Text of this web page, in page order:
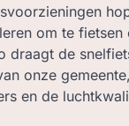
om te
draagt de
onze
en de